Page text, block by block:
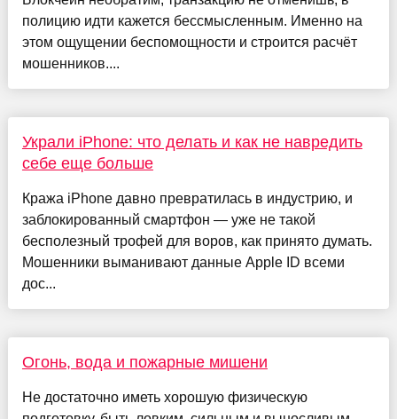
полицию идти кажется бессмысленным. Именно на
этом ощущении беспомощности и строится расчёт
мошенников....
Украли iPhone: что делать и как не навредить
себе еще больше
Кража iPhone давно превратилась в индустрию, и
заблокированный смартфон — уже не такой
бесполезный трофей для воров, как принято думать.
Мошенники выманивают данные Apple ID всеми
дос...
Огонь, вода и пожарные мишени
Не достаточно иметь хорошую физическую